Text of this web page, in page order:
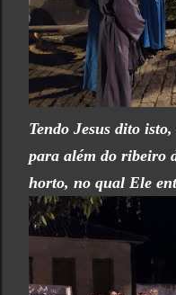
Tendo Jesus dito
para além do ribeiro
horto, no qual Ele